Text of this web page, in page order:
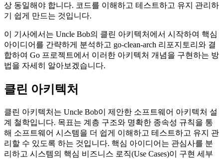
상 동일해야 합니다. 코드를 이해하고 테스트하고 유지 관리하
기 쉽게 만드는 것입니다.
이 기사에서는 Uncle Bob의 클린 아키텍처에서 시작하여 핵심
아이디어를 간략하게 분석하고 go-clean-arch 리포지토리와 결
합하여 Go 프로젝트에서 이러한 아키텍처 개념을 구현하는 방
법을 자세히 알아보겠습니다.
클린 아키텍처
클린 아키텍처는 Uncle Bob이 제안한 소프트웨어 아키텍처 설
계 철학입니다. 목표는 계층 구조와 명확한 종속성 규칙을 통
해 소프트웨어 시스템을 더 쉽게 이해하고 테스트하고 유지 관
리할 수 있도록 하는 것입니다. 핵심 아이디어는 관심사를 분
리하고 시스템의 핵심 비즈니스 로직(Use Cases)이 구현 세부